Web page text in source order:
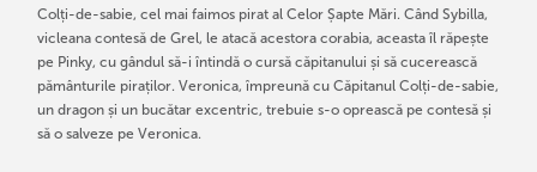
Colți-de-sabie, cel mai faimos pirat al Celor Șapte Mări. Când Sybilla,
vicleana contesă de Grel, le atacă acestora corabia, aceasta îl răpește
pe Pinky, cu gândul să-i întindă o cursă căpitanului și să cucerească
pământurile piraților. Veronica, împreună cu Căpitanul Colți-de-sabie,
un dragon și un bucătar excentric, trebuie s-o oprească pe contesă și
să o salveze pe Veronica.